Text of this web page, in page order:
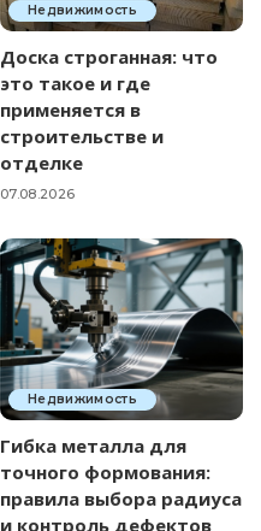
Недвижимость
Доска строганная: что
это такое и где
применяется в
строительстве и
отделке
07.08.2026
Недвижимость
Гибка металла для
точного формования:
правила выбора радиуса
и контроль дефектов